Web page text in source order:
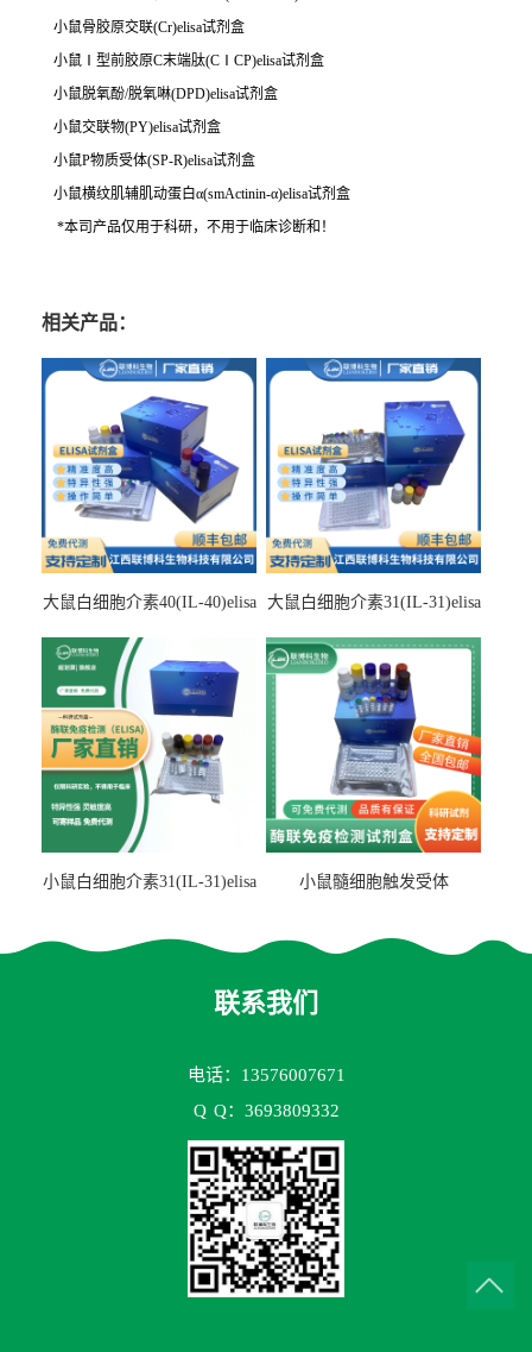
小鼠骨胶原交联(Cr)elisa试剂盒
小鼠Ⅰ型前胶原C末端肽(CⅠCP)elisa试剂盒
小鼠脱氧酚/脱氧啉(DPD)elisa试剂盒
小鼠交联物(PY)elisa试剂盒
小鼠P物质受体(SP-R)elisa试剂盒
小鼠横纹肌辅肌动蛋白α(smActinin-α)elisa试剂盒
*本司产品仅用于科研，不用于临床诊断和！
相关产品：
大鼠白细胞介素40(IL-40)elisa
大鼠白细胞介素31(IL-31)elisa
小鼠白细胞介素31(IL-31)elisa
小鼠髓细胞触发受体
联系我们
电话：13576007671
Q Q：3693809332